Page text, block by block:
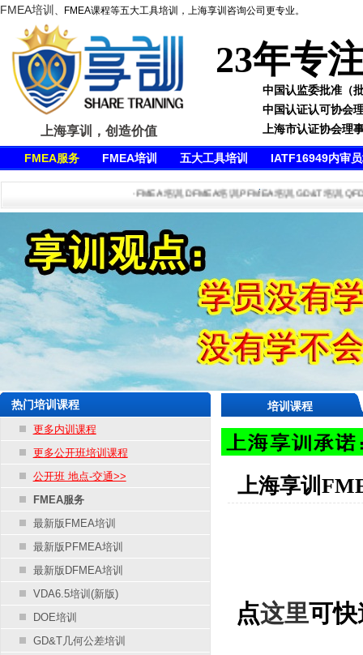
FMEA培训 、FMEA课程等五大工具培训，上海享训咨询公司更专业。
上海享训，创造价值
23年专
中国认监委批准（
中国认证认可协会
上海市认证协会理
FMEA服务 FMEA培训 五大工具培训 IATF16949内审
·FMEA培训,DFMEA培训,PFMEA培训,GD&T培训,QFD培
热门培训课程
更多内训课程
更多公开班培训课程
公开班 地点-交通>>
FMEA服务
最新版FMEA培训
最新版PFMEA培训
最新版DFMEA培训
VDA6.5培训(新版)
DOE培训
GD&T几何公差培训
培训课程
上海享训
点这里可